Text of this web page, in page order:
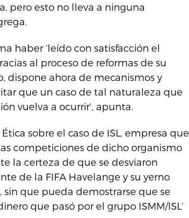
pero esto no lleva a ninguna
haber ‘leído con satisfacción el
al proceso de reformas de su
dispone ahora de mecanismos y
que un caso de tal naturaleza que
vuelva a ocurrir’, apunta.
sobre el caso de ISL, empresa que
competiciones de dicho organismo
la certeza de que se desviaron
de la FIFA Havelange y su yerno
sin que pueda demostrarse que se
que pasó por el grupo ISMM/ISL’